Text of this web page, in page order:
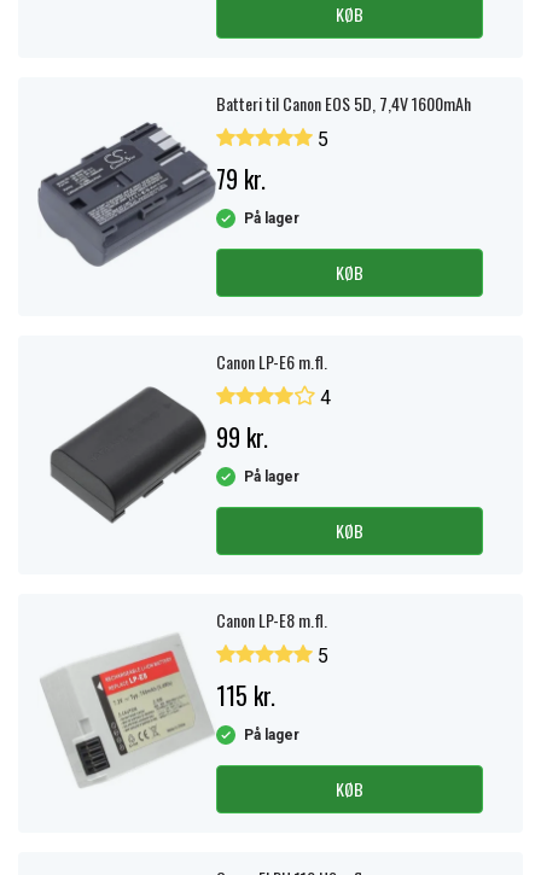
KØB
Batteri til Canon EOS 5D, 7,4V 1600mAh
5
79 kr.
På lager
KØB
Canon LP-E6 m.fl.
4
99 kr.
På lager
KØB
Canon LP-E8 m.fl.
5
115 kr.
På lager
KØB